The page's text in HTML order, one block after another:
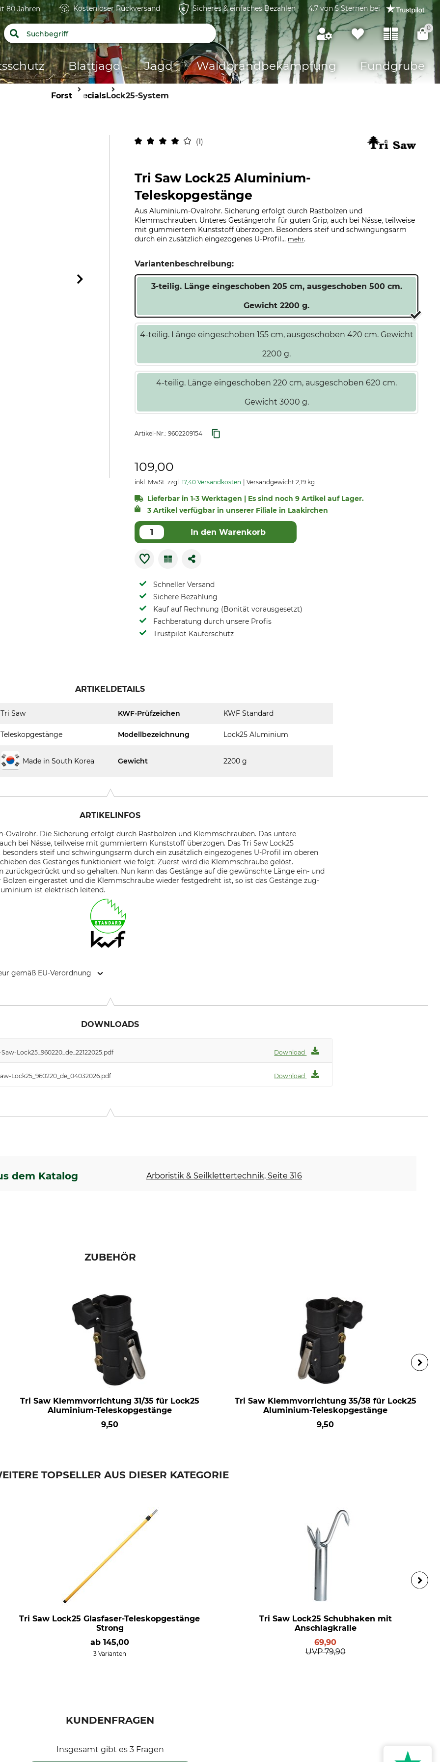
80 Jahren Kostenloser Rückversand Sicheres & einfaches Bezahlen 4.7 von 5 Sternen bei
0
Blattjagd Jagd Waldbrandbekämpfung Fundgrube
Forst SpecialsLock25-System
1
Tri Saw Lock25 Aluminium-
Teleskopgestänge
Aus Aluminium-Ovalrohr. Sicherung erfolgt durch Rastbolzen und
Klemmschrauben. Unteres Gestängerohr für guten Grip, auch bei Nässe, teilweise
mit gummiertem Kunststoff überzogen. Besonders steif und schwingungsarm
durch ein zusätzlich eingezogenes U-Profil... mehr.
Variantenbeschreibung:
3-teilig. Länge eingeschoben 205 cm, ausgeschoben 500 cm.
Gewicht 2200 g.
4-teilig. Länge eingeschoben 155 cm, ausgeschoben 420 cm. Gewicht
2200 g.
4-teilig. Länge eingeschoben 220 cm, ausgeschoben 620 cm.
Gewicht 3000 g.
Artikel-Nr.: 9602209154
109,00
inkl. MwSt. zzgl. 17,40 Versandkosten Versandgewicht 2,19 kg
Lieferbar in 1-3 Werktagen | Es sind noch 9 Artikel auf Lager.
3 Artikel verfügbar in unserer Filiale in Laakirchen
In den Warenkorb
Schneller Versand
Sichere Bezahlung
Kauf auf Rechnung (Bonität vorausgesetzt)
Fachberatung durch unsere Profis
Trustpilot Käuferschutz
ARTIKELDETAILS
Tri Saw KWF-Prüfzeichen KWF Standard
Teleskopgestänge Modellbezeichnung Lock25 Aluminium
Made in South Korea Gewicht 2200 g
ARTIKELINFOS
Ovalrohr. Die Sicherung erfolgt durch Rastbolzen und Klemmschrauben. Das untere
bei Nässe, teilweise mit gummiertem Kunststoff überzogen. Das Tri Saw Lock25
steif und schwingungsarm durch ein zusätzlich eingezogenes U-Profil im oberen
des Gestänges funktioniert wie folgt: Zuerst wird die Klemmschraube gelöst.
zurückgedrückt und so gehalten. Nun kann das Gestänge auf die gewünschte Länge ein- und
Bolzen eingerastet und die Klemmschraube wieder festgedreht ist, so ist das Gestänge zug-
ist elektrisch leitend.
gemäß EU-Verordnung
DOWNLOADS
Lock25_960220_de_22122025.pdf Download
Lock25_960220_de_04032026.pdf Download
dem Katalog Arboristik & Seilklettertechnik, Seite 316
ZUBEHÖR
Tri Saw Klemmvorrichtung 31/35 für Lock25
Aluminium-Teleskopgestänge
9,50
Tri Saw Klemmvorrichtung 35/38 für Lock25
Aluminium-Teleskopgestänge
9,50
TOPSELLER AUS DIESER KATEGORIE
Tri Saw Lock25 Glasfaser-Teleskopgestänge
Strong
ab145,00
3 Varianten
Tri Saw Lock25 Schubhaken mit
Anschlagkralle
69,90
UVP 79,90
KUNDENFRAGEN
Insgesamt gibt es 3 Fragen